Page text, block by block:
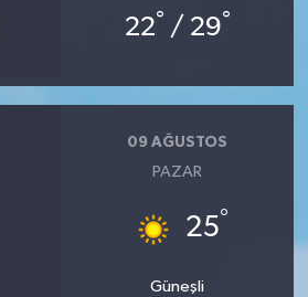
22° / 29°
09 AĞUSTOS
PAZAR
25°
Güneşli